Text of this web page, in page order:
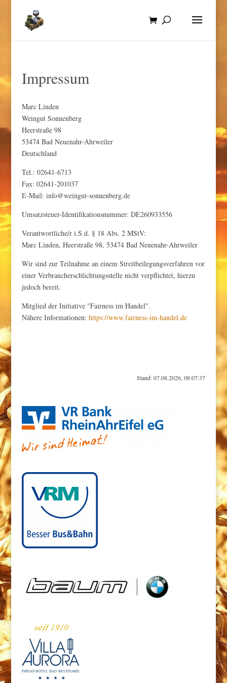
Impressum
Marc Linden
Weingut Sonnenberg
Heerstraße 98
53474 Bad Neuenahr-Ahrweiler
Deutschland
Tel.: 02641-6713
Fax: 02641-201037
E-Mail: info@weingut-sonnenberg.de
Umsatzsteuer-Identifikationsnummer: DE260933556
Verantwortliche/r i.S.d. § 18 Abs. 2 MStV:
Marc Linden, Heerstraße 98, 53474 Bad Neuenahr-Ahrweiler
Wir sind zur Teilnahme an einem Streitbeilegungsverfahren vor
einer Verbraucherschlichtungsstelle nicht verpflichtet, hierzu
jedoch bereit.
Mitglied der Initiative "Fairness im Handel".
Nähere Informationen: https://www.fairness-im-handel.de
Stand: 07.08.2026, 08:07:37